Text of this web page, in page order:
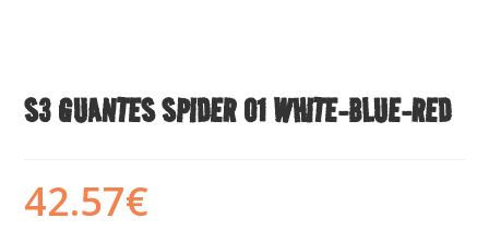
S3 GUANTES SPIDER 01 WHITE-BLUE-RED
42.57€